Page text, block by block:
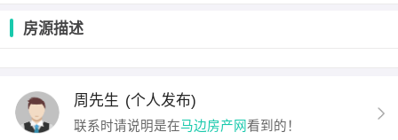
房源描述
周先生 (个人发布)
联系时请说明是在马边房产网看到的！